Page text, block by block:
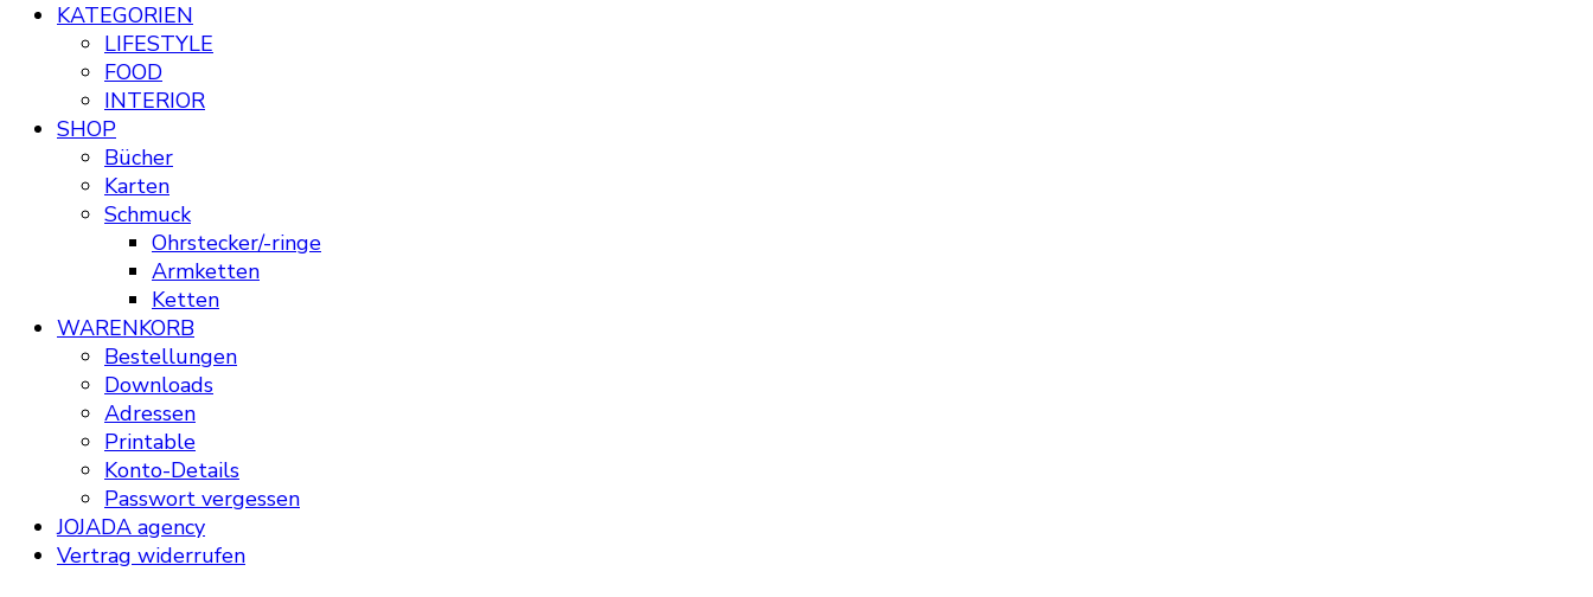
KATEGORIEN
LIFESTYLE
FOOD
INTERIOR
SHOP
Bücher
Karten
Schmuck
Ohrstecker/-ringe
Armketten
Ketten
WARENKORB
Bestellungen
Downloads
Adressen
Printable
Konto-Details
Passwort vergessen
JOJADA agency
Vertrag widerrufen